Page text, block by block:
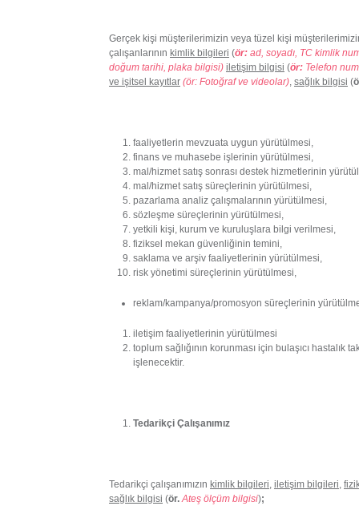
Gerçek kişi müşterilerimizin veya tüzel kişi
çalışanlarının kimlik bilgileri (ör: ad, soyadı, TC kimlik
doğum tarihi, plaka bilgisi) iletişim bilgisi (ör: Telefon
ve işitsel kayıtlar (ör: Fotoğraf ve videolar), sağlık bilgisi (
faaliyetlerin mevzuata uygun yürütülmesi,
finans ve muhasebe işlerinin yürütülmesi,
mal/hizmet satış sonrası destek hizmetlerinin
mal/hizmet satış süreçlerinin yürütülmesi,
pazarlama analiz çalışmalarının yürütülmesi,
sözleşme süreçlerinin yürütülmesi,
yetkili kişi, kurum ve kuruluşlara bilgi verilmesi,
fiziksel mekan güvenliğinin temini,
saklama ve arşiv faaliyetlerinin yürütülmesi,
risk yönetimi süreçlerinin yürütülmesi,
reklam/kampanya/promosyon süreçlerinin
iletişim faaliyetlerinin yürütülmesi
toplum sağlığının korunması için bulaşıcı hastalık
işlenecektir.
Tedarikçi Çalışanımız
Tedarikçi çalışanımızın kimlik bilgileri, iletişim bilgileri,
sağlık bilgisi (ör.Ateş ölçüm bilgisi);